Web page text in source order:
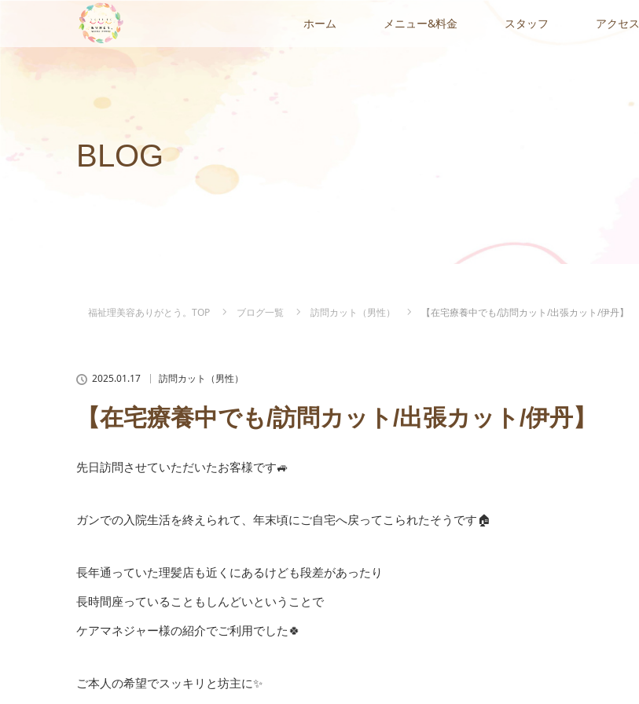
ホーム メニュー&料金 スタッフ アクセス
BLOG
福祉理美容ありがとう。TOP ブログ一覧 訪問カット（男性） 【在宅療養中でも/訪問カット/出張カット/伊丹】
2025.01.17 訪問カット（男性）
【在宅療養中でも/訪問カット/出張カット/伊丹】
先日訪問させていただいたお客様です🚙
ガンでの入院生活を終えられて、年末頃にご自宅へ戻ってこられたそうです🏠
長年通っていた理髪店も近くにあるけども段差があったり
長時間座っていることもしんどいということで
ケアマネジャー様の紹介でご利用でした🍀
ご本人の希望でスッキリと坊主に✨